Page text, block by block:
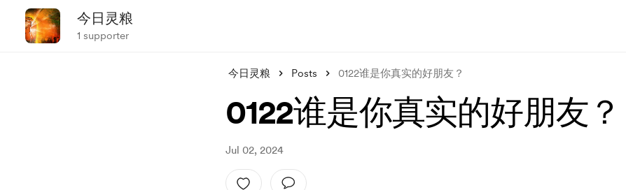
今日灵粮
1 supporter
今日灵粮 Posts 0122谁是你真实的好朋友？
0122谁是你真实的好朋友？
Jul 02, 2024